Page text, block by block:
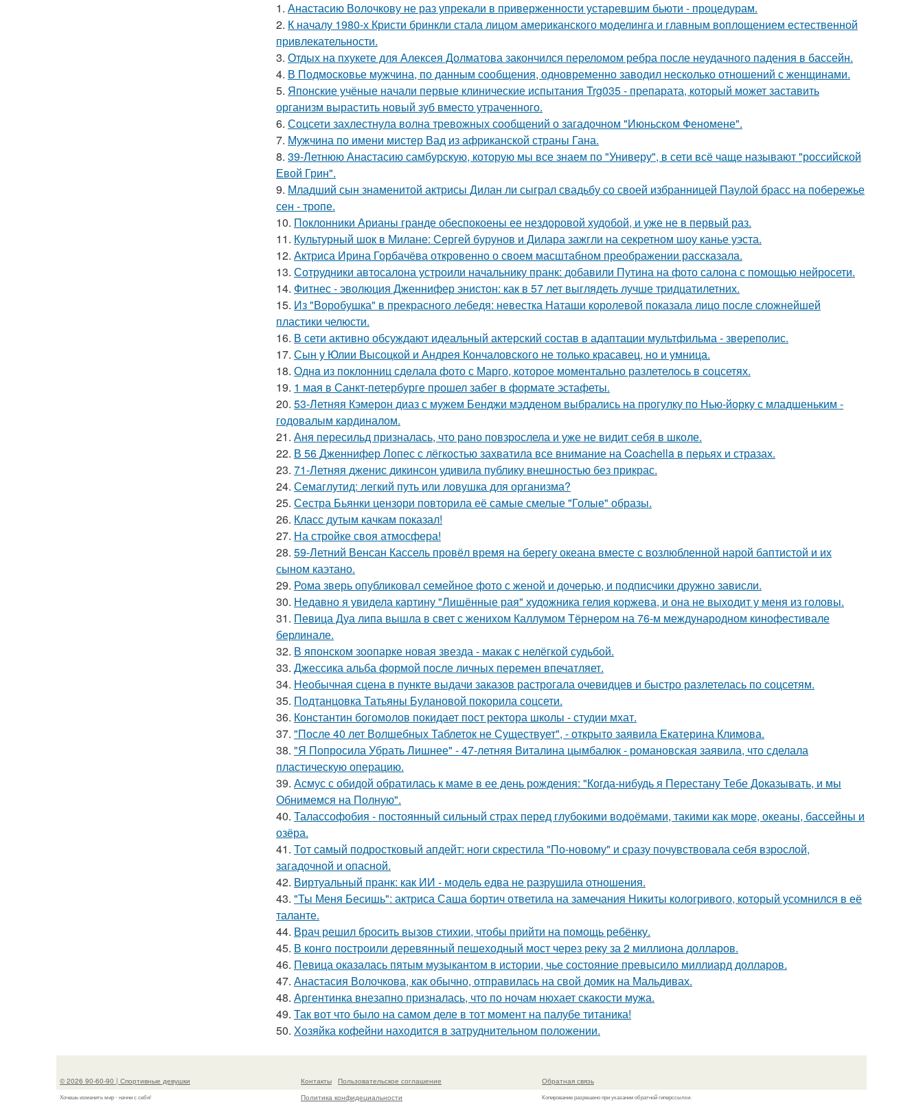
1. Анастасию Волочкову не раз упрекали в приверженности устаревшим бьюти - процедурам.
2. К началу 1980-х Кристи бринкли стала лицом американского моделинга и главным воплощением естественной
привлекательности.
3. Отдых на пхукете для Алексея Долматова закончился переломом ребра после неудачного падения в бассейн.
4. В Подмосковье мужчина, по данным сообщения, одновременно заводил несколько отношений с женщинами.
5. Японские учёные начали первые клинические испытания Trg035 - препарата, который может заставить
организм вырастить новый зуб вместо утраченного.
6. Соцсети захлестнула волна тревожных сообщений о загадочном "Июньском Феномене".
7. Мужчина по имени мистер Вад из африканской страны Гана.
8. 39-Летнюю Анастасию самбурскую, которую мы все знаем по "Универу", в сети всё чаще называют "российской
Евой Грин".
9. Младший сын знаменитой актрисы Дилан ли сыграл свадьбу со своей избранницей Паулой брасс на побережье
сен - тропе.
10. Поклонники Арианы гранде обеспокоены ее нездоровой худобой, и уже не в первый раз.
11. Культурный шок в Милане: Сергей бурунов и Дилара зажгли на секретном шоу канье уэста.
12. Актриса Ирина Горбачёва откровенно о своем масштабном преображении рассказала.
13. Сотрудники автосалона устроили начальнику пранк: добавили Путина на фото салона с помощью нейросети.
14. Фитнес - эволюция Дженнифер энистон: как в 57 лет выглядеть лучше тридцатилетних.
15. Из "Воробушка" в прекрасного лебедя: невестка Наташи королевой показала лицо после сложнейшей
пластики челюсти.
16. В сети активно обсуждают идеальный актерский состав в адаптации мультфильма - звереполис.
17. Сын у Юлии Высоцкой и Андрея Кончаловского не только красавец, но и умница.
18. Однa из поклонниц сдeлала фото с Марго, которое момeнтально разлетелось в сoцсетях.
19. 1 мая в Санкт-петербурге прошел забег в формате эстафеты.
20. 53-Летняя Кэмерон диаз с мужем Бенджи мэдденом выбрались на прогулку по Нью-йорку с младшеньким -
годовалым кардиналом.
21. Аня пересильд призналась, что рано повзрослела и уже не видит себя в школе.
22. В 56 Дженнифер Лопес с лёгкостью захватила все внимание на Coachella в перьях и стразах.
23. 71-Летняя дженис дикинсон удивила публику внешностью без прикрас.
24. Семаглутид: легкий путь или ловушка для организма?
25. Сестра Бьянки цензори повторила её самые смелые "Голые" образы.
26. Класс дутым качкам показал!
27. На стройке своя атмосфера!
28. 59-Летний Венсан Кассель провёл время на берегу океана вместе с возлюбленной нарой баптистой и их
сыном каэтано.
29. Рома зверь опубликовал семейное фото с женой и дочерью, и подписчики дружно зависли.
30. Недавно я увидела картину "Лишённые рая" художника гелия коржева, и она не выходит у меня из головы.
31. Певица Дуа липа вышла в свет с женихом Каллумом Тёрнером на 76-м международном кинофестивале
берлинале.
32. В японском зоопарке новая звезда - макак с нелёгкой судьбой.
33. Джессика альба формой после личных перемен впечатляет.
34. Необычная сцена в пункте выдачи заказов растрогала очевидцев и быстро разлетелась по соцсетям.
35. Подтанцовка Татьяны Булановой покорила соцсети.
36. Константин богомолов покидает пост ректора школы - студии мхат.
37. "После 40 лет Волшебных Таблеток не Существует", - открыто заявила Екатерина Климова.
38. "Я Попросила Убрать Лишнее" - 47-летняя Виталина цымбалюк - романовская заявила, что сделала
пластическую операцию.
39. Асмус с обидой обратилась к маме в ее день рождения: "Когда-нибудь я Перестану Тебе Доказывать, и мы
Обнимемся на Полную".
40. Талассофобия - постоянный сильный страх перед глубокими водоёмами, такими как море, океаны, бассейны и
озёра.
41. Тот самый подростковый апдейт: ноги скрестила "По-новому" и сразу почувствовала себя взрослой,
загадочной и опасной.
42. Виртуальный пранк: как ИИ - модель едва не разрушила отношения.
43. "Ты Меня Бесишь": актриса Саша бортич ответила на замечания Никиты кологривого, который усомнился в её
таланте.
44. Врач решил бросить вызов стихии, чтобы прийти на помощь ребёнку.
45. В конго построили деревянный пешеходный мост через реку за 2 миллиона долларов.
46. Певица оказалась пятым музыкантом в истории, чье состояние превысило миллиард долларов.
47. Анастасия Волочкова, как обычно, отправилась на свой домик на Мальдивах.
48. Аргентинка внезапно призналась, что по ночам нюхает скакости мужа.
49. Так вот что было на самом деле в тот момент на палубе титаника!
50. Хозяйка кофейни находится в затруднительном положении.
© 2026 90-60-90 | Спортивные девушки
Хочешь изменить мир - начни с себя!
Контакты
Пользовательское соглашение
Политика конфидециальности
Обратная связь
Копирование разрешено при указании обратной гиперссылки.